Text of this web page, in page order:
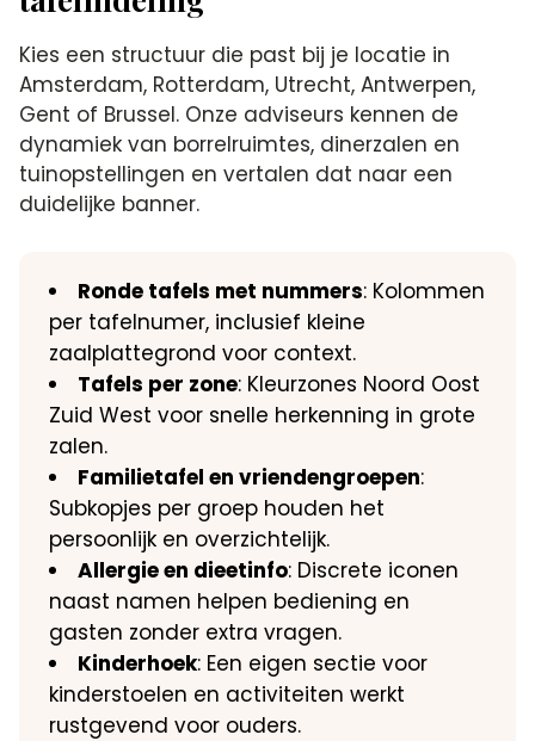
Kies een structuur die past bij je locatie in
Amsterdam, Rotterdam, Utrecht, Antwerpen,
Gent of Brussel. Onze adviseurs kennen de
dynamiek van borrelruimtes, dinerzalen en
tuinopstellingen en vertalen dat naar een
duidelijke banner.
Ronde tafels met nummers: Kolommen
per tafelnumer, inclusief kleine
zaalplattegrond voor context.
Tafels per zone: Kleurzones Noord Oost
Zuid West voor snelle herkenning in grote
zalen.
Familietafel en vriendengroepen:
Subkopjes per groep houden het
persoonlijk en overzichtelijk.
Allergie en dieetinfo: Discrete iconen
naast namen helpen bediening en
gasten zonder extra vragen.
Kinderhoek: Een eigen sectie voor
kinderstoelen en activiteiten werkt
rustgevend voor ouders.